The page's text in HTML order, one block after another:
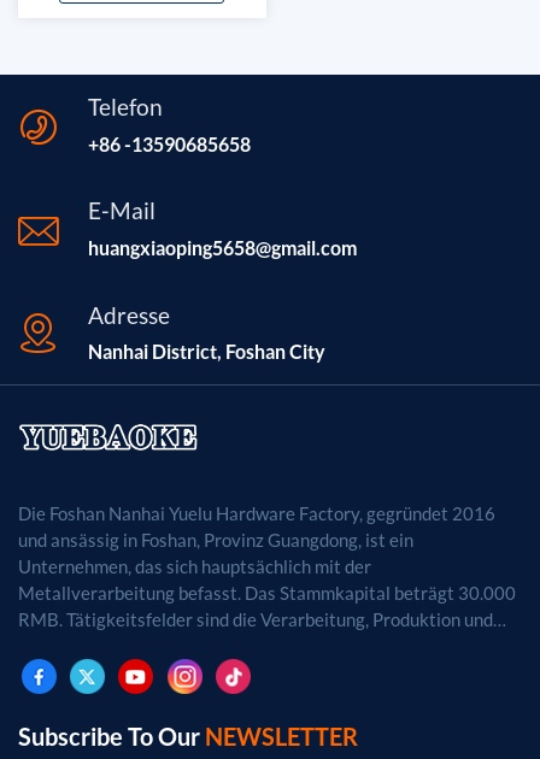
Telefon
+86 -13590685658
E-Mail
huangxiaoping5658@gmail.com
Adresse
Nanhai District, Foshan City
Die Foshan Nanhai Yuelu Hardware Factory, gegründet 2016
und ansässig in Foshan, Provinz Guangdong, ist ein
Unternehmen, das sich hauptsächlich mit der
Metallverarbeitung befasst. Das Stammkapital beträgt 30.000
RMB. Tätigkeitsfelder sind die Verarbeitung, Produktion und
genehmigungspflichtigen Projekten dürfen die
Geschäftstätigkeiten erst nach Genehmigung durch die
zuständigen Behörden aufgenommen werden.)
Subscribe To Our NEWSLETTER